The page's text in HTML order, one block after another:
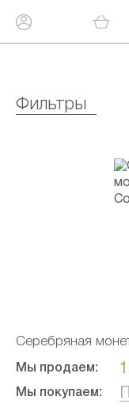
Фильтры
Серебряная
Мы продаем:
Мы покупаем: